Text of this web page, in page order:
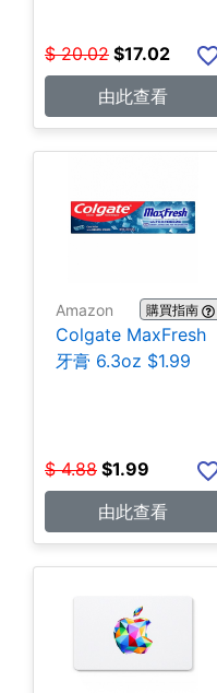
$ 20.02 $17.02
由此查看
Amazon 購買指南
Colgate MaxFresh
牙膏 6.3oz $1.99
$ 4.88 $1.99
由此查看